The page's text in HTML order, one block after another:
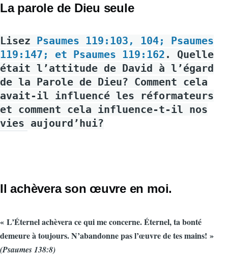
La parole de Dieu seule
Lisez Psaumes 119:103, 104; Psaumes
119:147; et Psaumes 119:162 . Quelle
était l’attitude de David à l’égard
de la Parole de Dieu? Comment cela
avait-il influencé les réformateurs
et comment cela influence-t-il nos
vies aujourd’hui?
Il achèvera son œuvre en moi.
« L’Éternel achèvera ce qui me concerne. Éternel, ta bonté
demeure à toujours. N’abandonne pas l’œuvre de tes mains! »
(Psaumes 138:8)